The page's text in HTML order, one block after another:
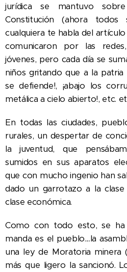
jurídica se mantuvo
Constitución (ahora todos
cualquiera te habla del
comunicaron por las
jóvenes, pero cada día se
niños gritando que a la patria
se defiende!, ¡abajo los
metálica a cielo abierto!, etc.
En todas las ciudades,
rurales, un despertar de
la juventud, que
sumidos en sus aparatos
que con mucho ingenio han
dado un garrotazo a la
clase económica.
Como con todo esto, se ha
manda es el pueblo....la
una ley de Moratoria minera
más que ligero la sancionó.